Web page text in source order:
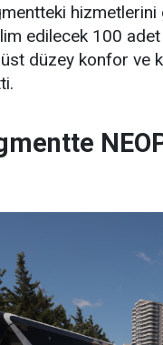
edilecek 100
düzey konfor ve